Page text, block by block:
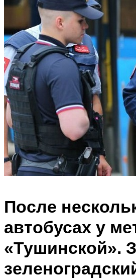
После
автобусах у
«Тушинской».